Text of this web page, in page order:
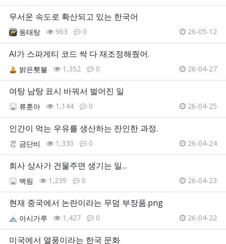
무서운 속도로 확산되고 있는 한국어
동태탕 963 0 26-05-12
AI가 스파게티 코드 싹 다 재조정해줬어.
밝은횃불 1,352 0 26-04-27
여탕 남탕 표시 바꿔서 벌어진 일
류훈아 1,144 0 26-04-25
인간이 먹는 우유를 생산하는 잔인한 과정.
금단비 1,330 0 26-04-24
회사 상사가 건물주면 생기는 일...
백림 1,239 0 26-04-23
현재 중국에서 논란이라는 무덤 부장품.png
아시가루 1,427 0 26-04-22
미국에서 열풍이라는 한국 문화